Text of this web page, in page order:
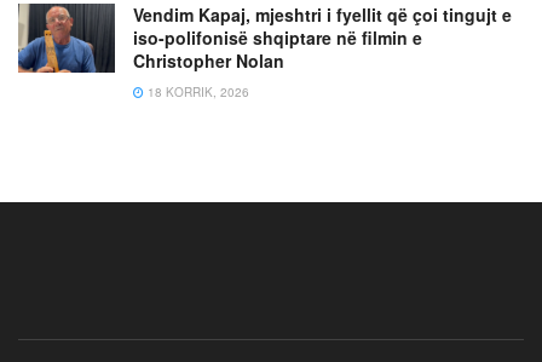
Vendim Kapaj, mjeshtri i fyellit që çoi tingujt e
iso-polifonisë shqiptare në filmin e
Christopher Nolan
18 KORRIK, 2026